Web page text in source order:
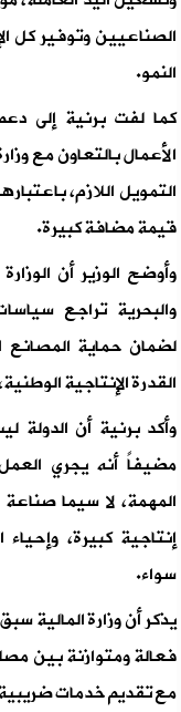
الصناعيين وتوفير كل
النمو.
كما لفت برنية إلى
الأعمال بالتعاون مع
التمويل اللازم،
قيمة مضافة كبيرة.
وأوضح الوزير أن
والبحرية تراجع
لضمان حماية المصانع
القدرة الإنتاجية
وأكد برنية أن
مضيفاً أنه يجري
المهمة، لا سيما
إنتاجية كبيرة،
سواء.
فعالة ومتوازنة بين
مع تقديم خدمات